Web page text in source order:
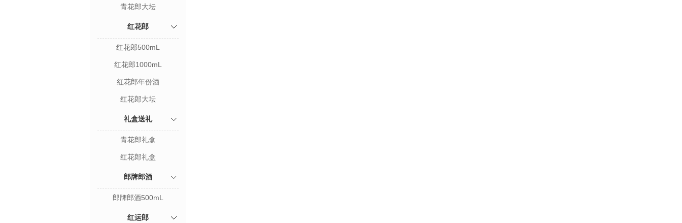
青花郎大坛
红花郎
红花郎500mL
红花郎1000mL
红花郎年份酒
红花郎大坛
礼盒送礼
青花郎礼盒
红花郎礼盒
郎牌郎酒
郎牌郎酒500mL
红运郎